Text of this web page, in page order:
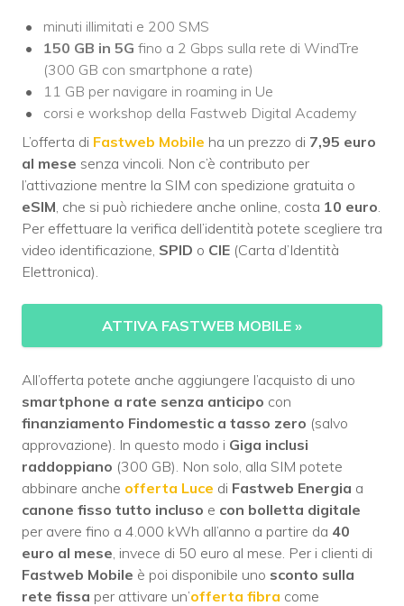
minuti illimitati e 200 SMS
150 GB in 5G fino a 2 Gbps sulla rete di WindTre
(300 GB con smartphone a rate)
11 GB per navigare in roaming in Ue
corsi e workshop della Fastweb Digital Academy
L’offerta di Fastweb Mobile ha un prezzo di 7,95 euro
al mese senza vincoli. Non c’è contributo per
l’attivazione mentre la SIM con spedizione gratuita o
eSIM , che si può richiedere anche online, costa 10 euro
Per effettuare la verifica dell’identità potete scegliere tra
video identificazione, SPID o CIE (Carta d’Identità
Elettronica).
ATTIVA FASTWEB MOBILE »
All’offerta potete anche aggiungere l’acquisto di uno
smartphone a rate senza anticipo con
finanziamento Findomestic a tasso zero (salvo
approvazione). In questo modo i Giga inclusi
raddoppiano (300 GB). Non solo, alla SIM potete
abbinare anche offerta Luce di Fastweb Energia a
canone fisso tutto incluso e con bolletta digitale
per avere fino a 4.000 kWh all’anno a partire da 40
euro al mese , invece di 50 euro al mese. Per i clienti di
Fastweb Mobile è poi disponibile uno sconto sulla
rete fissa per attivare un’offerta fibra come